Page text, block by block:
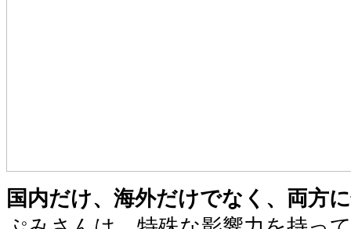
国内だけ、海外だけでなく、両方